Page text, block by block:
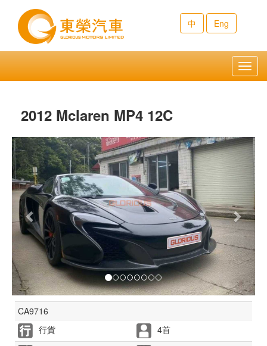
中 Eng
2012 Mclaren MP4 12C
Previous Next
CA9716
行貨
4首